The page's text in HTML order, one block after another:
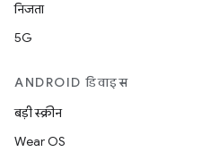
निजता
5G
ANDROID डिवाइस
बड़ी स्क्रीन
Wear OS